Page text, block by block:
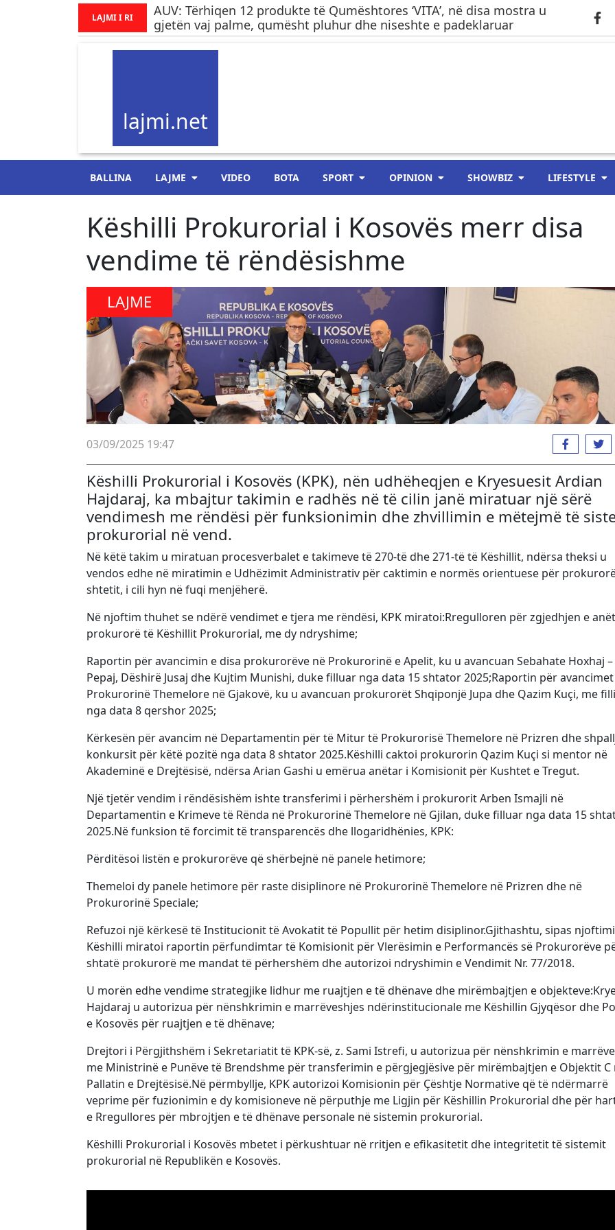
LAJMI I RI
AUV: Tërhiqen 12 produkte të Qumështores ‘VITA’, në disa mostra u
gjetën vaj palme, qumësht pluhur dhe niseshte e padeklaruar
lajmi.net
BALLINA LAJME VIDEO BOTA SPORT OPINION SHOWBIZ LIFESTYLE
Këshilli Prokurorial i Kosovës merr disa
vendime të rëndësishme
LAJME
03/09/2025 19:47
Këshilli Prokurorial i Kosovës (KPK), nën udhëheqjen e Kryesuesit Ardian
Hajdaraj, ka mbajtur takimin e radhës në të cilin janë miratuar një sërë
vendimesh me rëndësi për funksionimin dhe zhvillimin e mëtejmë të
prokurorial në vend.
Në këtë takim u miratuan procesverbalet e takimeve të 270-të dhe 271-të të Këshillit, ndërsa theksi u
vendos edhe në miratimin e Udhëzimit Administrativ për caktimin e normës orientuese për
shtetit, i cili hyn në fuqi menjëherë.
Në njoftim thuhet se ndërë vendimet e tjera me rëndësi, KPK miratoi:Rregulloren për zgjedhjen e
prokurorë të Këshillit Prokurorial, me dy ndryshime;
Raportin për avancimin e disa prokurorëve në Prokurorinë e Apelit, ku u avancuan Sebahate Hoxhaj –
Pepaj, Dëshirë Jusaj dhe Kujtim Munishi, duke filluar nga data 15 shtator 2025;Raportin për
Prokurorinë Themelore në Gjakovë, ku u avancuan prokurorët Shqiponjë Jupa dhe Qazim Kuçi, me
nga data 8 qershor 2025;
Kërkesën për avancim në Departamentin për të Mitur të Prokurorisë Themelore në Prizren dhe
konkursit për këtë pozitë nga data 8 shtator 2025.Këshilli caktoi prokurorin Qazim Kuçi si mentor në
Akademinë e Drejtësisë, ndërsa Arian Gashi u emërua anëtar i Komisionit për Kushtet e Tregut.
Një tjetër vendim i rëndësishëm ishte transferimi i përhershëm i prokurorit Arben Ismajli në
Departamentin e Krimeve të Rënda në Prokurorinë Themelore në Gjilan, duke filluar nga data 15
2025.Në funksion të forcimit të transparencës dhe llogaridhënies, KPK:
Përditësoi listën e prokurorëve që shërbejnë në panele hetimore;
Themeloi dy panele hetimore për raste disiplinore në Prokurorinë Themelore në Prizren dhe në
Prokurorinë Speciale;
Refuzoi një kërkesë të Institucionit të Avokatit të Popullit për hetim disiplinor.Gjithashtu, sipas
Këshilli miratoi raportin përfundimtar të Komisionit për Vlerësimin e Performancës së Prokurorëve
shtatë prokurorë me mandat të përhershëm dhe autorizoi ndryshimin e Vendimit Nr. 77/2018.
U morën edhe vendime strategjike lidhur me ruajtjen e të dhënave dhe mirëmbajtjen e
Hajdaraj u autorizua për nënshkrimin e marrëveshjes ndërinstitucionale me Këshillin Gjyqësor dhe
e Kosovës për ruajtjen e të dhënave;
Drejtori i Përgjithshëm i Sekretariatit të KPK-së, z. Sami Istrefi, u autorizua për nënshkrimin e
me Ministrinë e Punëve të Brendshme për transferimin e përgjegjësive për mirëmbajtjen e Objektit C
Pallatin e Drejtësisë.Në përmbyllje, KPK autorizoi Komisionin për Çështje Normative që të ndërmarrë
veprime për fuzionimin e dy komisioneve në përputhje me Ligjin për Këshillin Prokurorial dhe për
e Rregullores për mbrojtjen e të dhënave personale në sistemin prokurorial.
Këshilli Prokurorial i Kosovës mbetet i përkushtuar në rritjen e efikasitetit dhe integritetit të sistemit
prokurorial në Republikën e Kosovës.